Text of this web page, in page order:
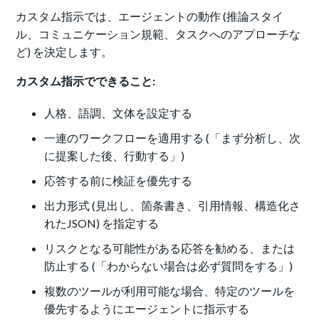
カスタム指示では、エージェントの動作 (推論スタイ
ル、コミュニケーション規範、タスクへのアプローチな
ど) を決定します。
カスタム指示でできること:
人格、語調、文体を設定する
一連のワークフローを適用する (「まず分析し、次
に提案した後、行動する」)
応答する前に検証を優先する
出力形式 (見出し、箇条書き、引用情報、構造化さ
れたJSON) を指定する
リスクとなる可能性がある応答を勧める、または
防止する (「わからない場合は必ず質問をする」)
複数のツールが利用可能な場合、特定のツールを
優先するようにエージェントに指示する